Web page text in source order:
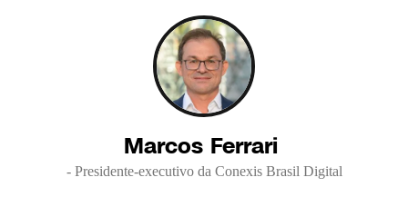
Marcos Ferrari
- Presidente-executivo da Conexis Brasil Digital